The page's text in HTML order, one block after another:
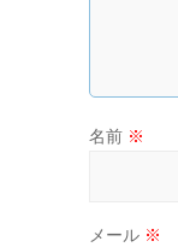
名前 ※
メール ※